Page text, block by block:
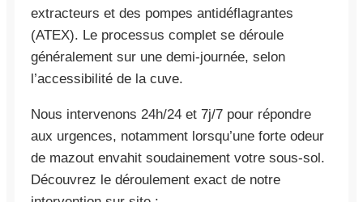
extracteurs et des pompes antidéflagrantes
(ATEX). Le processus complet se déroule
généralement sur une demi-journée, selon
l’accessibilité de la cuve.
Nous intervenons 24h/24 et 7j/7 pour répondre
aux urgences, notamment lorsqu’une forte odeur
de mazout envahit soudainement votre sous-sol.
Découvrez le déroulement exact de notre